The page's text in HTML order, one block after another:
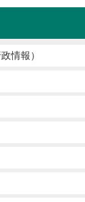
情報）